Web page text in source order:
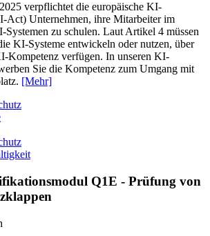
verpflichtet die europäische KI-
Act) Unternehmen, ihre Mitarbeiter im
zu schulen. Laut Artikel 4 müssen
KI-Systeme entwickeln oder nutzen, über
Kompetenz verfügen. In unseren KI-
Sie die Kompetenz zum Umgang mit
[Mehr]
Q1E - Prüfung von